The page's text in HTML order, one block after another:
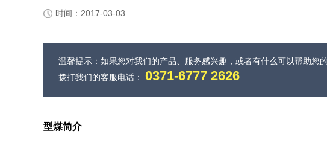
时间：2017-03-03
温馨提示：如果您对我们的产品、服务感兴趣，或者有什么可以帮助您
拨打我们的客服电话： 0371-6777 2626
型煤简介